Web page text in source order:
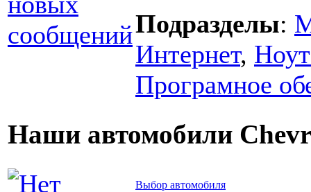
Подразделы:
Интернет,
Програмное
Наши автомобили
Выбор автомобиля